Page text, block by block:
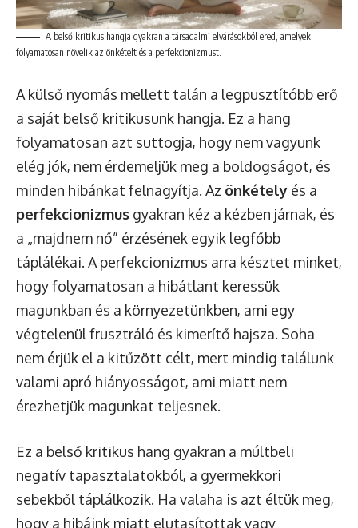
A belső kritikus hangja gyakran a társadalmi elvárásokból ered, amelyek
folyamatosan növelik az önkételt és a perfekcionizmust.
A külső nyomás mellett talán a legpusztítóbb erő
a saját belső kritikusunk hangja. Ez a hang
folyamatosan azt suttogja, hogy nem vagyunk
elég jók, nem érdemeljük meg a boldogságot, és
minden hibánkat felnagyítja. Az önkétely és a
perfekcionizmus gyakran kéz a kézben járnak, és
a „majdnem nő” érzésének egyik legfőbb
táplálékai. A perfekcionizmus arra késztet minket,
hogy folyamatosan a hibátlant keressük
magunkban és a környezetünkben, ami egy
végtelenül frusztráló és kimerítő hajsza. Soha
nem érjük el a kitűzött célt, mert mindig találunk
valami apró hiányosságot, ami miatt nem
érezhetjük magunkat teljesnek.
Ez a belső kritikus hang gyakran a múltbeli
negatív tapasztalatokból, a gyermekkori
sebekből táplálkozik. Ha valaha is azt éltük meg,
hogy a hibáink miatt elutasítottak vagy